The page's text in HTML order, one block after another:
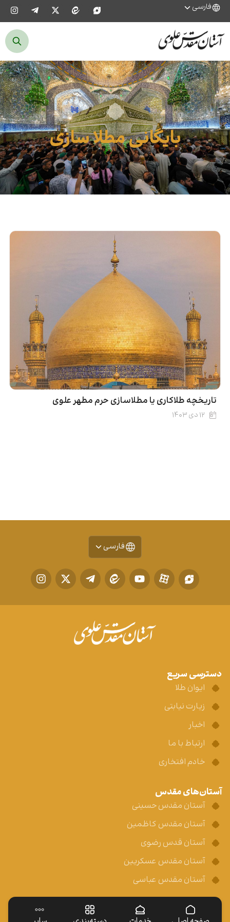
فارسی
بایگانی مطلا سازی
تاریخچه طلاکاری یا مطلاسازی حرم مطهر علوی
۱۲ دی ۱۴۰۳
فارسی
دسترسی سریع
ایوان طلا
زیارت نیابتی
اخبار
ارتباط با ما
خادم افتخاری
آستان‌های مقدس
آستان مقدس حسینی
آستان مقدس کاظمین
آستان قدس رضوی
آستان مقدس عسکریین
آستان مقدس عباسی